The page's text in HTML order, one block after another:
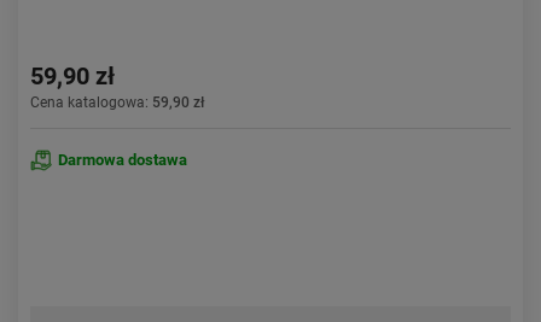
59,90 zł
Cena katalogowa: 59,90 zł
Darmowa dostawa